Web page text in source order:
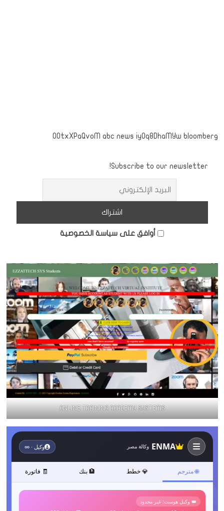
OOtxXPaQvoM abc news iyOq8DhaMYw bloomberg
Subscribe to our newsletter!
أوافق على سياسة الخصوصية
ONLINE TRAINING ACADEMY SYSTEMS